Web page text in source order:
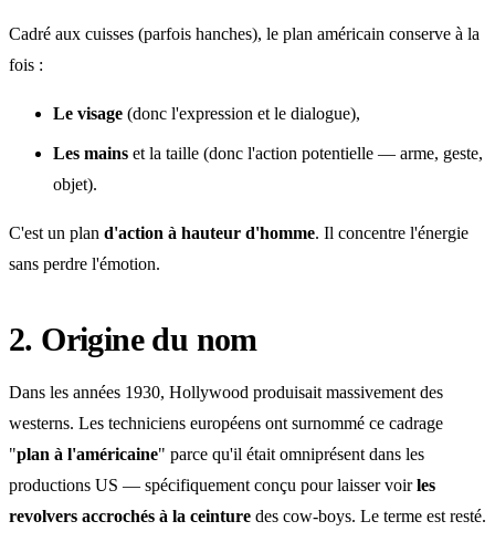
Cadré aux cuisses (parfois hanches), le plan américain conserve à la
fois :
Le visage (donc l'expression et le dialogue),
Les mains et la taille (donc l'action potentielle — arme, geste,
objet).
C'est un plan d'action à hauteur d'homme. Il concentre l'énergie
sans perdre l'émotion.
2. Origine du nom
Dans les années 1930, Hollywood produisait massivement des
westerns. Les techniciens européens ont surnommé ce cadrage
"plan à l'américaine" parce qu'il était omniprésent dans les
productions US — spécifiquement conçu pour laisser voirles
revolvers accrochés à la ceinture des cow-boys. Le terme est resté.